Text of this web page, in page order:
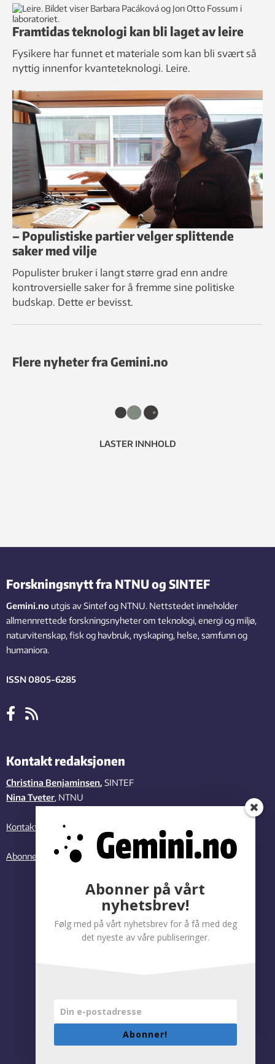
Framtidas teknologi kan bli laget av leire
Fysikere har funnet et materiale som kan bli svært så
nyttig innenfor kvanteteknologi. Leire.
– Populistiske partier velger splittende
saker med vilje
Populister bruker i langt større grad enn andre
kontroversielle saker for å fremme sine politiske
budskap. Dette er bevisst.
Flere nyheter fra Gemini.no
LASTER INNHOLD
Forskningsnytt fra NTNU og SINTEF
Gemini.no utgis av Sintef og NTNU. Nettstedet inneholder
allmennrettede forskningsnyheter om teknologi, energi og miljø,
naturvitenskap, fisk og havbruk, nyskaping, helse, samfunn og
humaniora.
ISSN 0805-6285
Kontakt redaksjonen
Christina Benjaminsen, SINTEF
Nina Tveter, NTNU
Kontakt oss
Abonner på vårt nyhetsbrev
Personvernregler|Tilgjengelighetserklæring
Abonner på vårt
nyhetsbrev!
Følg med på vårt nyhetsbrev for å få med deg
det nyeste av våre publiseringer.
Abonner!